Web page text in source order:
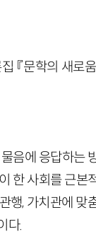
『문학의 새로
음에 응답하는
한 사회를 근본
행, 가치관에 맞
다.